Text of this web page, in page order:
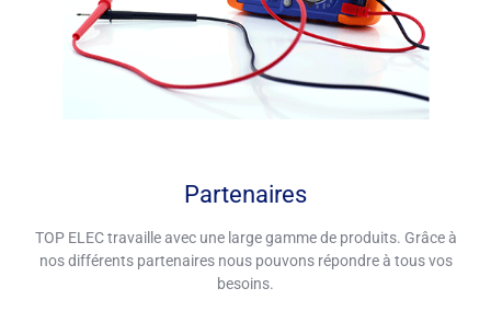
Partenaires
TOP ELEC travaille avec une large gamme de produits. Grâce à
nos différents partenaires nous pouvons répondre à tous vos
besoins.